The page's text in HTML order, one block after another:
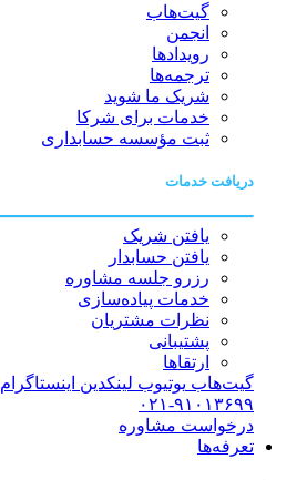
گیت‌هاب
انجمن
رویدادها
ترجمه‌ها
شریک ما شوید
خدمات برای شرکا
ثبت مؤسسه حسابداری
دریافت خدمات
یافتن شریک
یافتن حسابدار
رزرو جلسه مشاوره
خدمات پیاده‌سازی
نظرات مشتریان
پشتیبانی
ارتقاها
گیت‌هاب یوتیوب لینکدین اینستاگرام
۰۲۱-۹۱۰۱۳۶۹۹
درخواست مشاوره
تعرفه‌ها